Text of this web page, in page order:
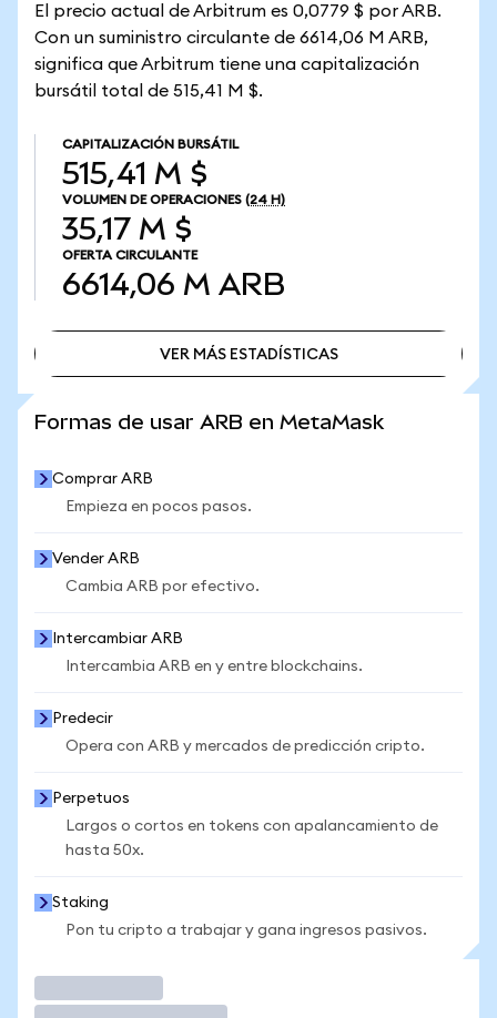
El precio actual de Arbitrum es 0,0779 $ por ARB.
Con un suministro circulante de 6614,06 M ARB,
significa que Arbitrum tiene una capitalización
bursátil total de 515,41 M $.
CAPITALIZACIÓN BURSÁTIL
515,41 M $
VOLUMEN DE OPERACIONES (24 H)
35,17 M $
OFERTA CIRCULANTE
6614,06 M ARB
VER MÁS ESTADÍSTICAS
Formas de usar ARB en MetaMask
Comprar ARB
Empieza en pocos pasos.
Vender ARB
Cambia ARB por efectivo.
Intercambiar ARB
Intercambia ARB en y entre blockchains.
Predecir
Opera con ARB y mercados de predicción cripto.
Perpetuos
Largos o cortos en tokens con apalancamiento de
hasta 50x.
Staking
Pon tu cripto a trabajar y gana ingresos pasivos.